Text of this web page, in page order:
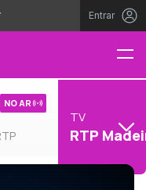
Entrar
NO AR
TV
RTP